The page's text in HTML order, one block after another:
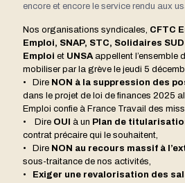
encore et encore le service rendu aux
Nos organisations syndicales, CFTC
Emploi, SNAP, STC, Solidaires SUD
Emploi et UNSAappellent l’ensemble
mobiliser par la grève le jeudi 5
• Dire NON à la suppression des
dans le projet de loi de finances 2025
Emploi confie à France Travail des
• Dire OUI à un Plan de
contrat précaire qui le souhaitent,
• Dire NON au recours massif à
sous-traitance de nos activités,
•
Exiger une revalorisation des